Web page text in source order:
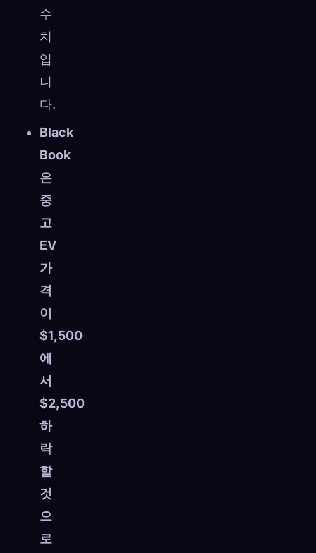
수
치
입
니
다.
Black
Book
은
중
고
EV
가
격
이
$1,500
에
서
$2,500
하
락
할
것
으
로